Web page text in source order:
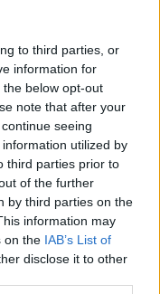
to third parties, or
information for
below opt-out
note that after your
seeing
utilized by
third parties prior to
of the further
by third parties on the
information may
on the IAB’s List of
disclose it to other
in caldo intenso
isotonica
(frutta fresca)